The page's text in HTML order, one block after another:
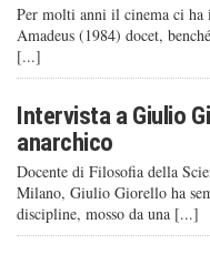
Per molti anni il cinema ci ha
Amadeus (1984) docet,
[...]
Intervista a Giulio
anarchico
Docente di Filosofia della
Milano, Giulio Giorello ha
discipline, mosso da una [...]